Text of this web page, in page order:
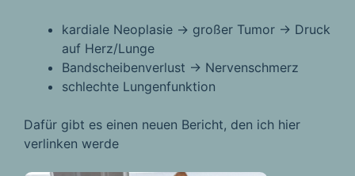
kardiale Neoplasie → großer Tumor → Druck
auf Herz/Lunge
Bandscheibenverlust → Nervenschmerz
schlechte Lungenfunktion
Dafür gibt es einen neuen Bericht, den ich hier
verlinken werde